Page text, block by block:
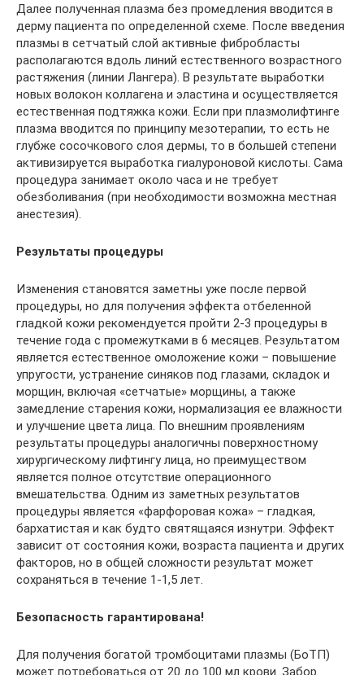
Далее полученная плазма без промедления вводится в
дерму пациента по определенной схеме. После введения
плазмы в сетчатый слой активные фибробласты
располагаются вдоль линий естественного возрастного
растяжения (линии Лангера). В результате выработки
новых волокон коллагена и эластина и осуществляется
естественная подтяжка кожи. Если при плазмолифтинге
плазма вводится по принципу мезотерапии, то есть не
глубже сосочкового слоя дермы, то в большей степени
активизируется выработка гиалуроновой кислоты. Сама
процедура занимает около часа и не требует
обезболивания (при необходимости возможна местная
анестезия).
Результаты процедуры
Изменения становятся заметны уже после первой
процедуры, но для получения эффекта отбеленной
гладкой кожи рекомендуется пройти 2-3 процедуры в
течение года с промежутками в 6 месяцев. Результатом
является естественное омоложение кожи – повышение
упругости, устранение синяков под глазами, складок и
морщин, включая «сетчатые» морщины, а также
замедление старения кожи, нормализация ее влажности
и улучшение цвета лица. По внешним проявлениям
результаты процедуры аналогичны поверхностному
хирургическому лифтингу лица, но преимуществом
является полное отсутствие операционного
вмешательства. Одним из заметных результатов
процедуры является «фарфоровая кожа» – гладкая,
бархатистая и как будто святящаяся изнутри. Эффект
зависит от состояния кожи, возраста пациента и других
факторов, но в общей сложности результат может
сохраняться в течение 1-1,5 лет.
Безопасность гарантирована!
Для получения богатой тромбоцитами плазмы (БоТП)
может потребоваться от 20 до 100 мл крови. Забор